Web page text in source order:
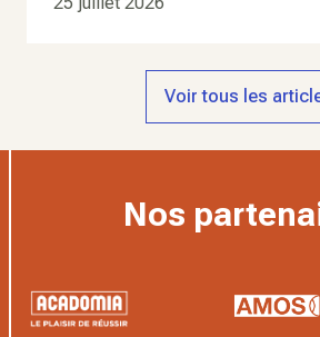
Voir tous les
Nos